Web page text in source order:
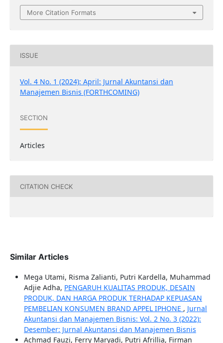
More Citation Formats
ISSUE
Vol. 4 No. 1 (2024): April: Jurnal Akuntansi dan
Manajemen Bisnis (FORTHCOMING)
SECTION
Articles
CITATION CHECK
Similar Articles
Mega Utami, Risma Zalianti, Putri Kardella, Muhammad
Adjie Adha, PENGARUH KUALITAS PRODUK, DESAIN
PRODUK, DAN HARGA PRODUK TERHADAP KEPUASAN
PEMBELIAN KONSUMEN BRAND APPEL IPHONE , Jurnal
Akuntansi dan Manajemen Bisnis: Vol. 2 No. 3 (2022):
Desember: Jurnal Akuntansi dan Manajemen Bisnis
Achmad Fauzi, Ferry Maryadi, Putri Afrillia, Firman